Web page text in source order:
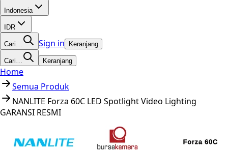
Indonesia
IDR
Cari… Sign in Keranjang
Cari… Keranjang
Home
Semua Produk
NANLITE Forza 60C LED Spotlight Video Lighting
GARANSI RESMI